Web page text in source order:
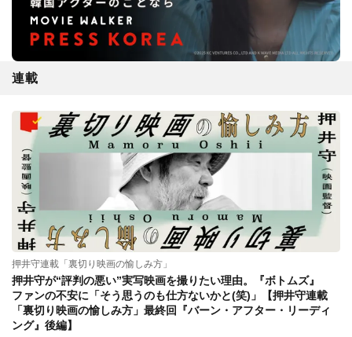
連載
押井守連載「裏切り映画の愉しみ方」
押井守が“評判の悪い”実写映画を撮りたい理由。『ボトムズ』
ファンの不安に「そう思うのも仕方ないかと(笑)」【押井守連載
「裏切り映画の愉しみ方」最終回『バーン・アフター・リーディ
ング』後編】